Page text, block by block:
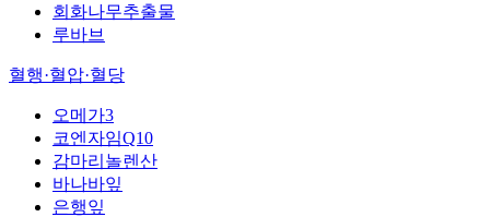
회화나무추출물
루바브
혈행·혈압·혈당
오메가3
코엔자임Q10
감마리놀렌산
바나바잎
은행잎